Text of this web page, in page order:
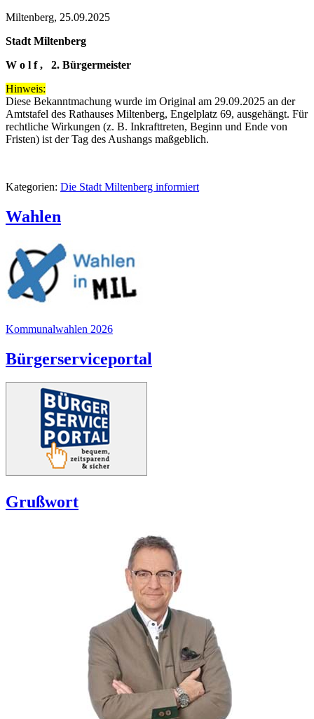
Miltenberg, 25.09.2025
Stadt Miltenberg
W o l f , 2. Bürgermeister
Hinweis:
Diese Bekanntmachung wurde im Original am 29.09.2025 an der
Amtstafel des Rathauses Miltenberg, Engelplatz 69, ausgehängt. Für
rechtliche Wirkungen (z. B. Inkrafttreten, Beginn und Ende von
Fristen) ist der Tag des Aushangs maßgeblich.
Kategorien: Die Stadt Miltenberg informiert
Wahlen
Kommunalwahlen 2026
Bürgerserviceportal
Grußwort